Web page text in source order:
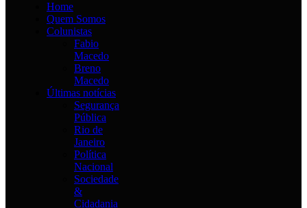
Home
Quem Somos
Colunistas
Fabio
Macedo
Breno
Macedo
Últimas notícias
Segurança
Pública
Rio de
Janeiro
Política
Nacional
Sociedade
&
Cidadania